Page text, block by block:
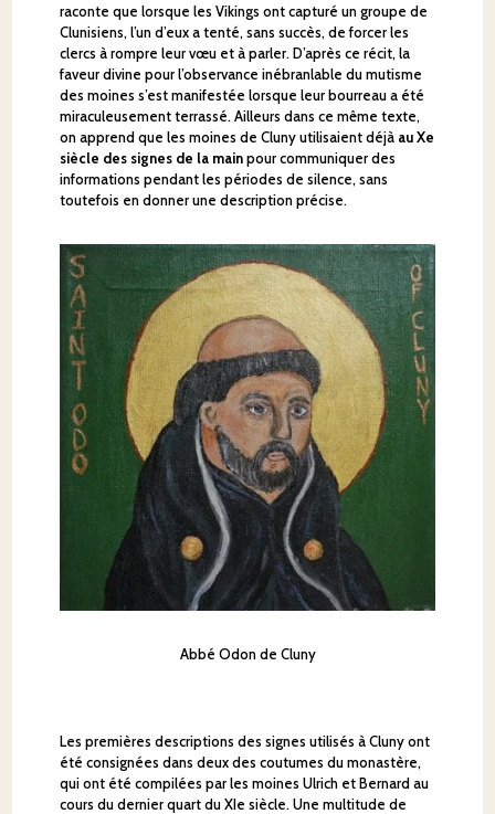
raconte que lorsque les Vikings ont capturé un groupe de
Clunisiens, l’un d’eux a tenté, sans succès, de forcer les
clercs à rompre leur vœu et à parler. D’après ce récit, la
faveur divine pour l’observance inébranlable du mutisme
des moines s’est manifestée lorsque leur bourreau a été
miraculeusement terrassé. Ailleurs dans ce même texte,
on apprend que les moines de Cluny utilisaient déjàau Xe
siècle des signes de la mainpour communiquer des
informations pendant les périodes de silence, sans
toutefois en donner une description précise.
Abbé Odon de Cluny
Les premières descriptions des signes utilisés à Cluny ont
été consignées dans deux des coutumes du monastère,
qui ont été compilées par les moines Ulrich et Bernard au
cours du dernier quart du XIe siècle. Une multitude de